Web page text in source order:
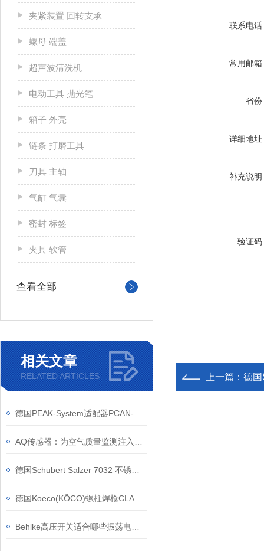
夹紧装置 回转支承
螺母 端盖
超声波清洗机
电动工具 抛光笔
箱子 外壳
链条 打磨工具
刀具 主轴
气缸 气囊
密封 标签
夹具 软管
查看全部
相关文章
RELATED ARTICLES
联系电话
常用邮箱
省份
详细地址
补充说明
验证码
上一篇： 德